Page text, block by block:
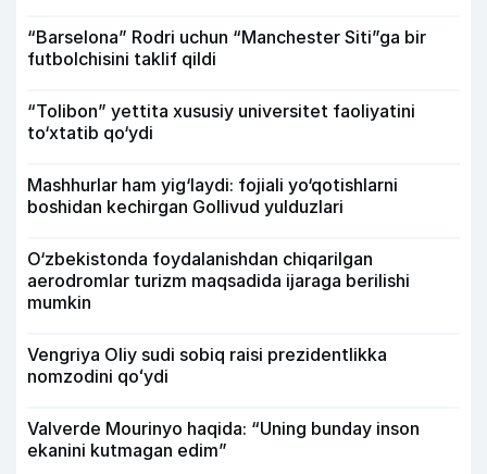
“Barselona” Rodri uchun “Manchester Siti”ga bir
futbolchisini taklif qildi
“Tolibon” yettita xususiy universitet faoliyatini
to‘xtatib qo‘ydi
Mashhurlar ham yig‘laydi: fojiali yo‘qotishlarni
boshidan kechirgan Gollivud yulduzlari
O‘zbekistonda foydalanishdan chiqarilgan
aerodromlar turizm maqsadida ijaraga berilishi
mumkin
Vengriya Oliy sudi sobiq raisi prezidentlikka
nomzodini qoʻydi
Valverde Mourinyo haqida: “Uning bunday inson
ekanini kutmagan edim”